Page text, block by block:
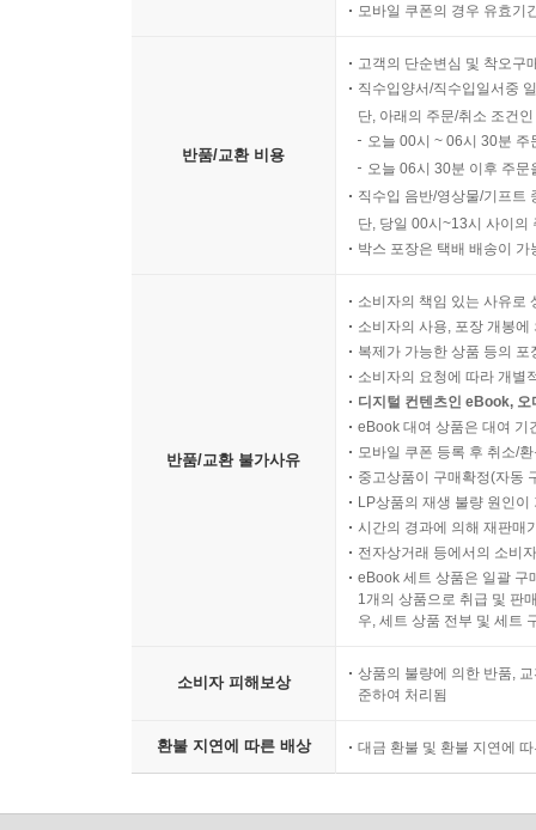
모바일 쿠폰의 경우 유효기
반품/교환 비용
고객의 단순변심 및 착오구
직수입양서/직수입일서중
단, 아래의 주문/취소 조건
오늘 00시 ~ 06시 30분
오늘 06시 30분 이후 주
직수입 음반/영상물/기프트
단, 당일 00시~13시 사이의
박스 포장은 택배 배송이
반품/교환 불가사유
소비자의 책임 있는 사유로
소비자의 사용, 포장 개봉
복제가 가능한 상품 등의
소비자의 요청에 따라 개별
디지털 컨텐츠인 eBook,
eBook 대여 상품은 대여 기
모바일 쿠폰 등록 후 취소/
중고상품이 구매확정(자동
LP상품의 재생 불량 원인
시간의 경과에 의해 재판매
전자상거래 등에서의 소비
eBook 세트 상품은 일괄 구
1개의 상품으로 취급 및 판
우, 세트 상품 전부 및 세트
소비자 피해보상
상품의 불량에 의한 반품,
준하여 처리됨
환불 지연에 따른 배상 대금 환불 및 환불 지연에